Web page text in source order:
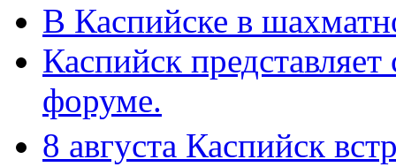
В Каспийске в
Каспийск
форуме.
8 августа Каспийск